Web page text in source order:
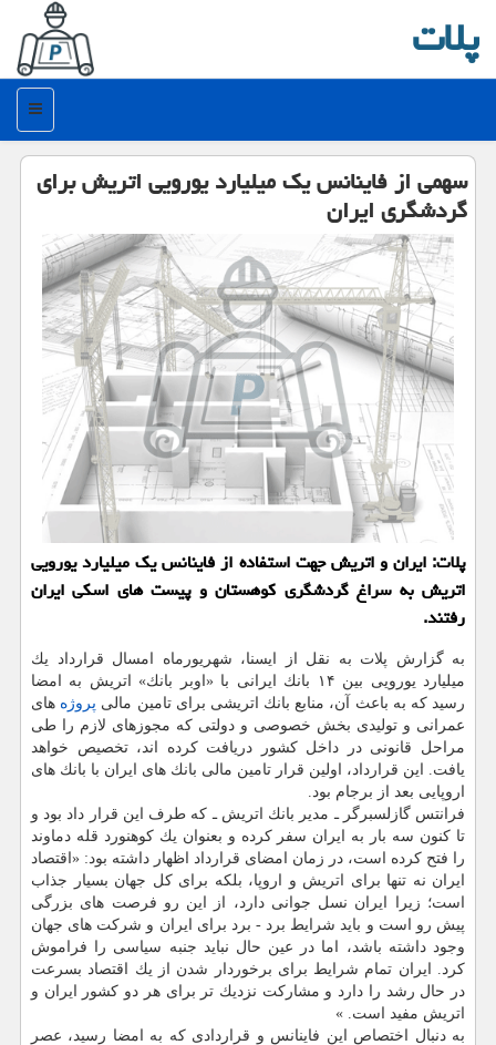
پلات
منو
سهمی از فاینانس یك میلیارد یورویی اتریش برای
گردشگری ایران
پلات: ایران و اتریش جهت استفاده از فاینانس یك میلیارد یورویی
اتریش به سراغ گردشگری كوهستان و پیست های اسكی ایران
رفتند.
به گزارش پلات به نقل از ایسنا، شهریورماه امسال قرارداد یك
میلیارد یورویی بین ۱۴ بانك ایرانی با «اوبر بانك» اتریش به امضا
رسید كه به باعث آن، منابع بانك اتریشی برای تامین مالی پروژه های
عمرانی و تولیدی بخش خصوصی و دولتی كه مجوزهای لازم را طی
مراحل قانونی در داخل كشور دریافت كرده اند، تخصیص خواهد
یافت. این قرارداد، اولین قرار تامین مالی بانك های ایران با بانك های
اروپایی بعد از برجام بود.
فرانتس گازلسبرگر ـ مدیر بانك اتریش ـ كه طرف این قرار داد بود و
تا كنون سه بار به ایران سفر كرده و بعنوان یك كوهنورد قله دماوند
را فتح كرده است، در زمان امضای قرارداد اظهار داشته بود: «اقتصاد
ایران نه تنها برای اتریش و اروپا، بلكه برای كل جهان بسیار جذاب
است؛ زیرا ایران نسل جوانی دارد، از این رو فرصت های بزرگی
پیش رو است و باید شرایط برد - برد برای ایران و شركت های جهان
وجود داشته باشد، اما در عین حال نباید جنبه سیاسی را فراموش
كرد. ایران تمام شرایط برای برخوردار شدن از یك اقتصاد بسرعت
در حال رشد را دارد و مشاركت نزدیك تر برای هر دو كشور ایران و
اتریش مفید است. »
به دنبال اختصاص این فاینانس و قراردادی كه به امضا رسید، عصر